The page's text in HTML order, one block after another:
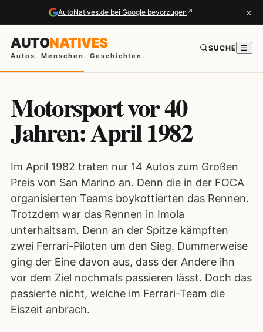
AutoNatives.de bei Google bevorzugen ↗ ×
AUTONATIVES
Autos. Menschen. Geschichten.
SUCHE ☰
Motorsport vor 40
Jahren: April 1982
Im April 1982 traten nur 14 Autos zum Großen
Preis von San Marino an. Denn die in der FOCA
organisierten Teams boykottierten das Rennen.
Trotzdem war das Rennen in Imola
unterhaltsam. Denn an der Spitze kämpften
zwei Ferrari-Piloten um den Sieg. Dummerweise
ging der Eine davon aus, dass der Andere ihn
vor dem Ziel nochmals passieren lässt. Doch das
passierte nicht, welche im Ferrari-Team die
Eiszeit anbrach.